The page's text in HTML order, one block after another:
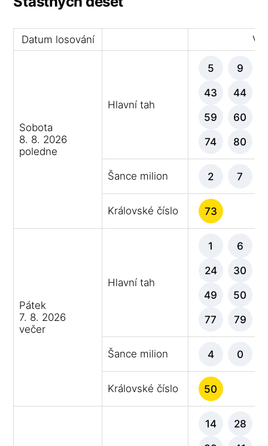
Datum losování
Sobota
8. 8. 2026
poledne
Hlavní tah
5 9
43 44
59 60
74 80
Šance milion 2 7
Královské číslo 73
Pátek
7. 8. 2026
večer
Hlavní tah
1 6
24 30
49 50
77 79
Šance milion 4 0
Královské číslo 50
14 28